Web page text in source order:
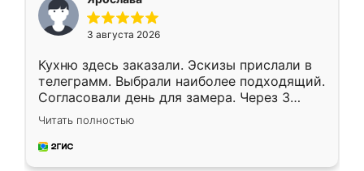
3 августа 2026
Кухню здесь заказали. Эскизы прислали в
телеграмм. Выбрали наиболее подходящий.
Согласовали день для замера. Через 3
недели кухня была уже готова. Остались
довольны работой. Спасибо Ренессанс
мебель за качественную работу!
Читать полностью